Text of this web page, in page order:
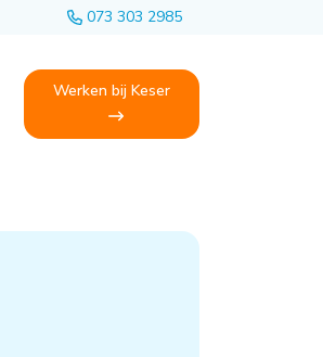
073 303 2985
Werken bij Keser